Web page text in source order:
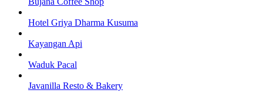
Hotel Griya Dharma Kusuma
Kayangan Api
Waduk Pacal
Javanilla Resto & Bakery